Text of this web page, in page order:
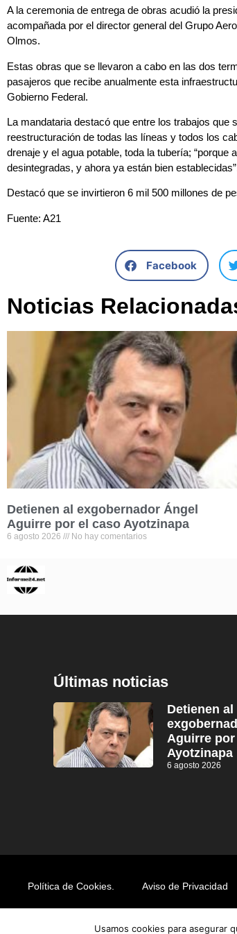
A la ceremonia de entrega de obras acudió la
acompañada por el director general del Grupo
Olmos.
Estas obras que se llevaron a cabo en las dos
pasajeros que recibe anualmente esta
Gobierno Federal.
La mandataria destacó que entre los trabajos que
reestructuración de todas las líneas y todos los
drenaje y el agua potable, toda la tubería;
desintegradas, y ahora ya están bien establecidas”.
Destacó que se invirtieron 6 mil 500 millones de
Fuente: A21
Facebook
Noticias
Detienen al exgobernador Ángel
Aguirre por el caso Ayotzinapa
6 agosto 2026 No hay comentarios
Últimas noticias
Detienen al
Aguirre
Ayotzinapa
6 agosto 2026
Política de Cookies. Aviso de Privacidad
Usamos cookies para asegurar